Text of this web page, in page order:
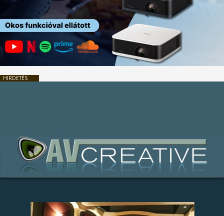
HIRDETÉS